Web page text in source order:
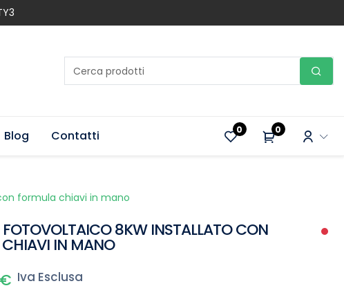
Blog Contatti 0 0
formula chiavi in mano
8KW INSTALLATO CON
IN MANO
€ Iva Esclusa